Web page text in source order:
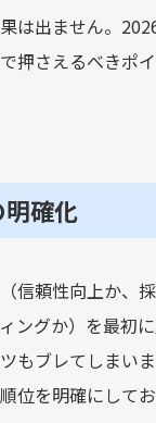
は出ません。
押さえるべきポ
明確化
信頼性向上か、
ングか）を最初に
もブレてしまい
位を明確にしてお